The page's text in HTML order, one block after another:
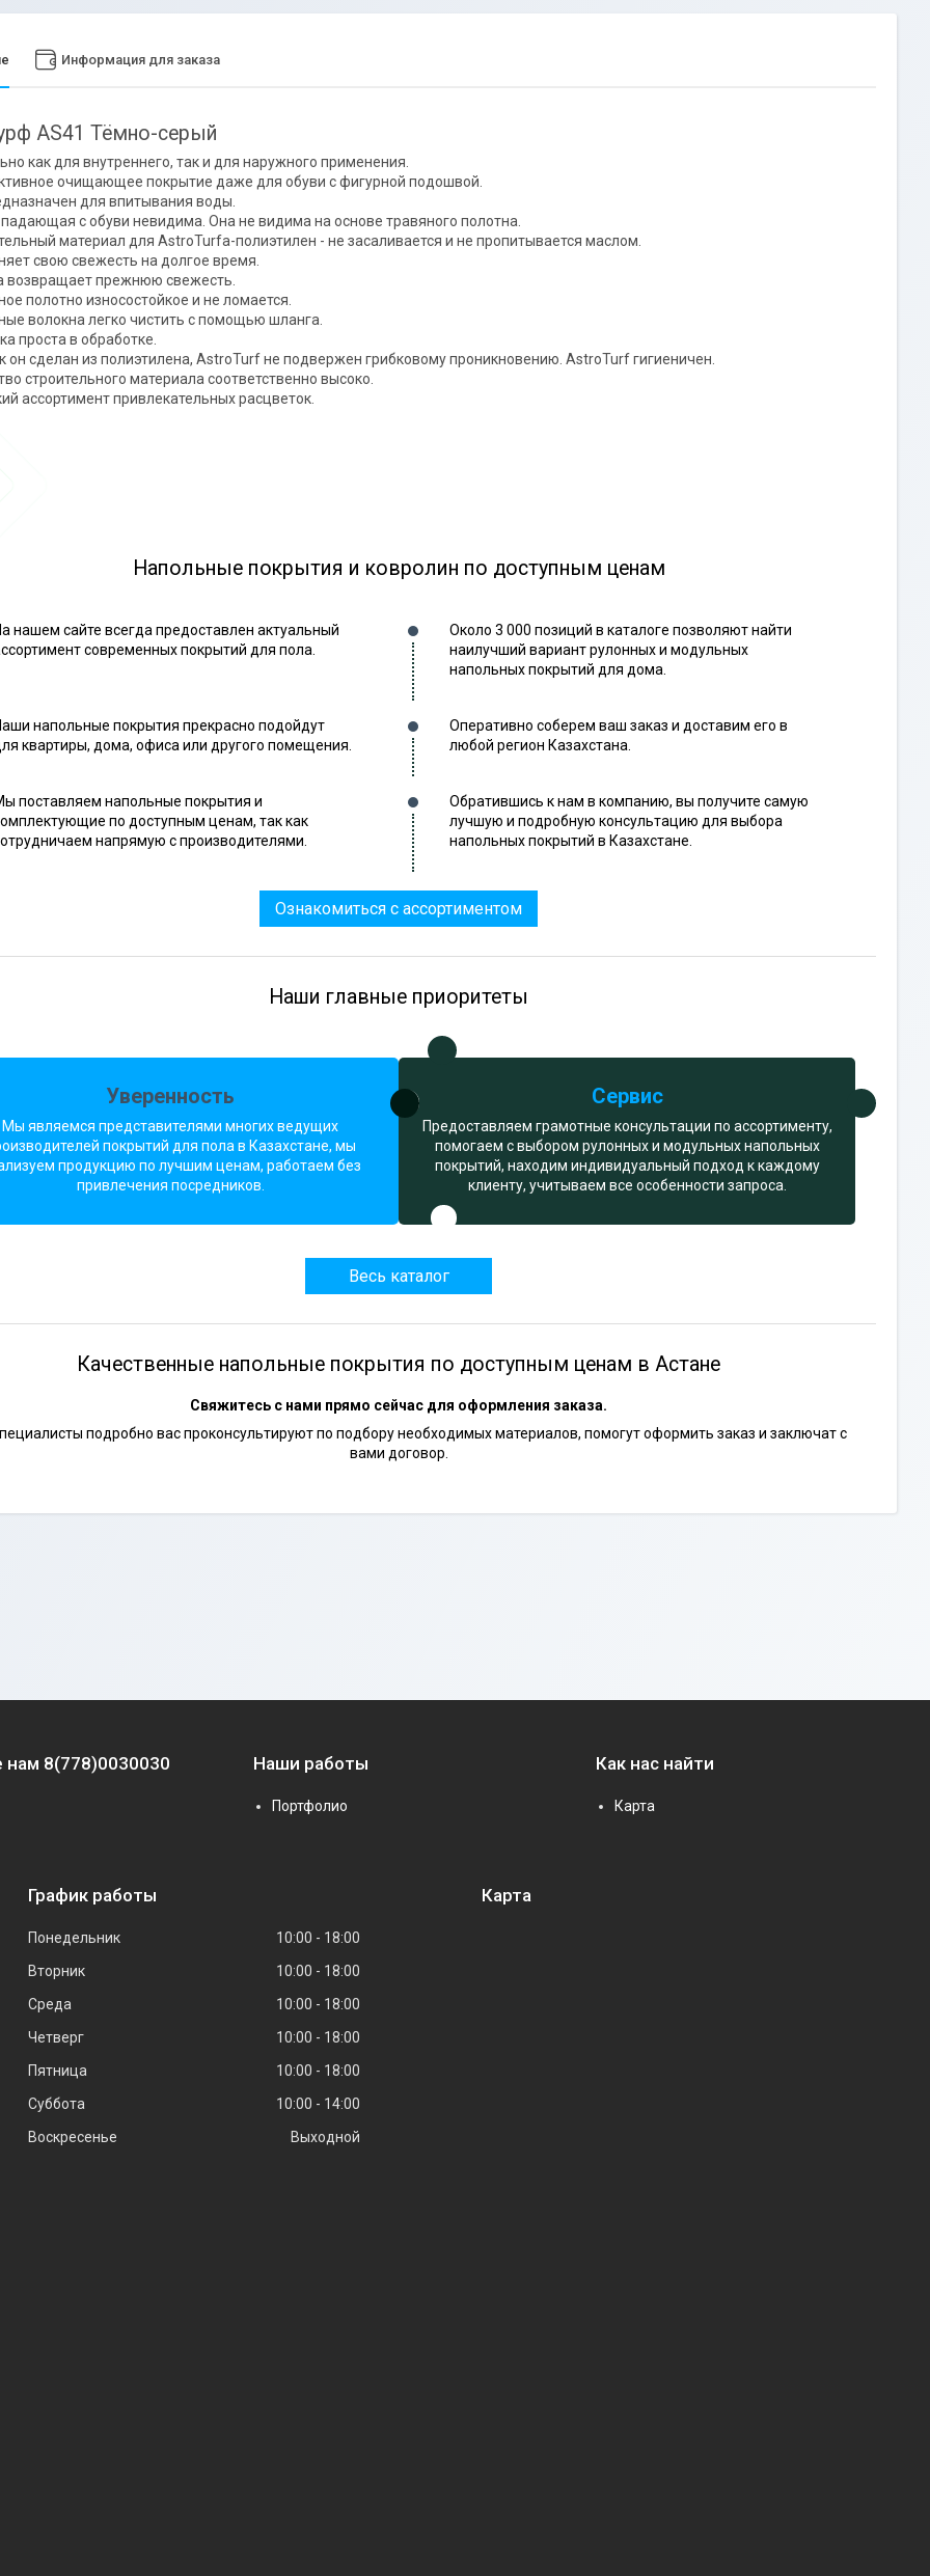
Информация для заказа
AS41 Тёмно-серый
как для внутреннего, так и для наружного применения.
очищающее покрытие даже для обуви с фигурной подошвой.
для впитывания воды.
падающая с обуви невидима. Она не видима на основе травяного полотна.
материал для AstroTurfа-полиэтилен - не засаливается и не пропитывается маслом.
свою свежесть на долгое время.
возвращает прежнюю свежесть.
полотно износостойкое и не ломается.
волокна легко чистить с помощью шланга.
проста в обработке.
он сделан из полиэтилена, AstroTurf не подвержен грибковому проникновению. AstroTurf гигиеничен.
строительного материала соответственно высоко.
ассортимент привлекательных расцветок.
Напольные покрытия и ковролин по доступным ценам
нашем сайте всегда предоставлен актуальный
современных покрытий для пола.
Около 3 000 позиций в каталоге позволяют найти
наилучший вариант рулонных и модульных
напольных покрытий для дома.
напольные покрытия прекрасно подойдут
квартиры, дома, офиса или другого помещения.
Оперативно соберем ваш заказ и доставим его в
любой регион Казахстана.
поставляем напольные покрытия и
по доступным ценам, так как
напрямую с производителями.
Обратившись к нам в компанию, вы получите самую
лучшую и подробную консультацию для выбора
напольных покрытий в Казахстане.
Ознакомиться с ассортиментом
Наши главные приоритеты
Уверенность
Мы являемся представителями многих ведущих
покрытий для пола в Казахстане, мы
продукцию по лучшим ценам, работаем без
привлечения посредников.
Сервис
Предоставляем грамотные консультации по ассортименту,
помогаем с выбором рулонных и модульных напольных
покрытий, находим индивидуальный подход к каждому
клиенту, учитываем все особенности запроса.
Весь каталог
Качественные напольные покрытия по доступным ценам в Астане
Свяжитесь с нами прямо сейчас для оформления заказа.
подробно вас проконсультируют по подбору необходимых материалов, помогут оформить заказ и заключат с
вами договор.
нам 8(778)0030030 Наши работы
Портфолио
Как нас найти
Карта
График работы
Понедельник 10:00
18:00
Вторник
10:00
18:00
Среда
10:00
18:00
Четверг
10:00
18:00
Пятница
10:00
18:00
Суббота
10:00
14:00
Воскресенье
Выходной
Карта